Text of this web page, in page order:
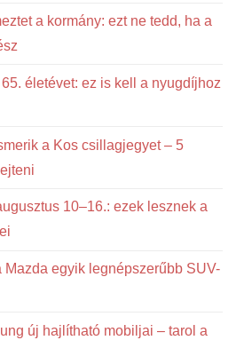
a kormány: ezt ne tedd, ha a
életévet: ez is kell a nyugdíjhoz
a Kos csillagjegyet – 5
10–16.: ezek lesznek a
Mazda egyik legnépszerűbb SUV-
új hajlítható mobiljai – tarol a